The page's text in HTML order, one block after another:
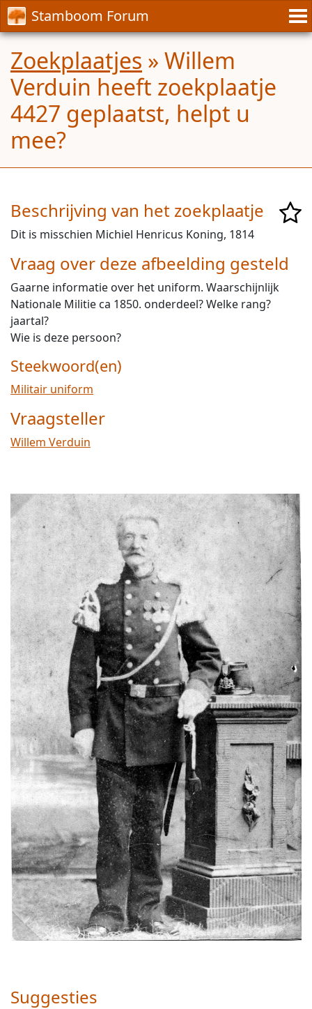
Stamboom Forum
Zoekplaatjes » Willem
Verduin heeft zoekplaatje
4427 geplaatst, helpt u
mee?
Beschrijving van het zoekplaatje
Dit is misschien Michiel Henricus Koning, 1814
Vraag over deze afbeelding gesteld
Gaarne informatie over het uniform. Waarschijnlijk
Nationale Militie ca 1850. onderdeel? Welke rang?
jaartal?
Wie is deze persoon?
Steekwoord(en)
Militair uniform
Vraagsteller
Willem Verduin
Suggesties